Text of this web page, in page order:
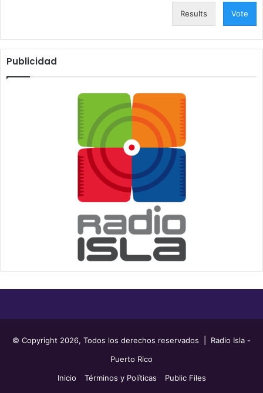
Results Vote
Publicidad
© Copyright 2026, Todos los derechos reservados | Radio Isla -
Puerto Rico
Inicio
Términos y Políticas Public Files